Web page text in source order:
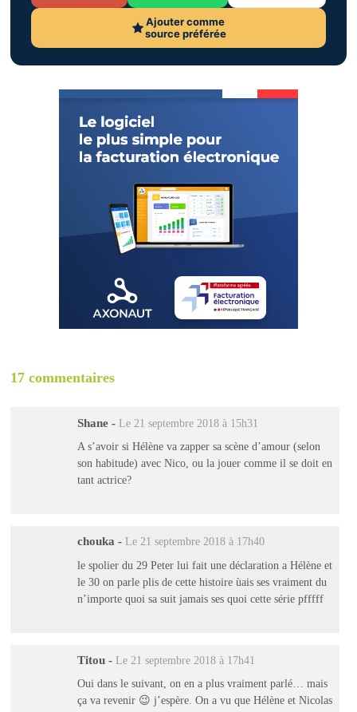
Ajouter comme
source préférée
17 commentaires
Shane - Le 21 septembre 2018 à 15h31
A s’avoir si Hélène va zapper sa scène d’amour (selon
son habitude) avec Nico, ou la jouer comme il se doit en
tant actrice?
chouka - Le 21 septembre 2018 à 17h40
le spolier du 29 Peter lui fait une déclaration a Hélène et
le 30 on parle plis de cette histoire ùais ses vraiment du
n’importe quoi sa suit jamais ses quoi cette série pfffff
Titou - Le 21 septembre 2018 à 17h41
Oui dans le suivant, on en a plus vraiment parlé… mais
ça va revenir 😉 j’espère. On a vu que Hélène et Nicolas